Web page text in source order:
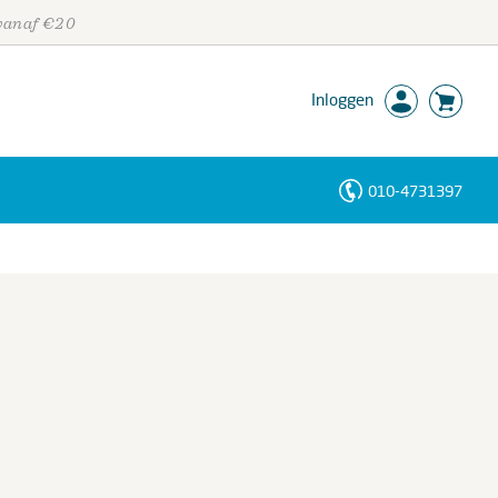
€20
Inloggen
010-4731397
Personen